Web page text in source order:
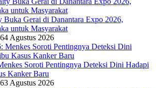
Buka Gerai di Danantara Expo 2026,
untuk Masyarakat
4 Agustus 2026
Soroti Pentingnya Deteksi Dini Hadapi
Kanker Baru
3 Agustus 2026